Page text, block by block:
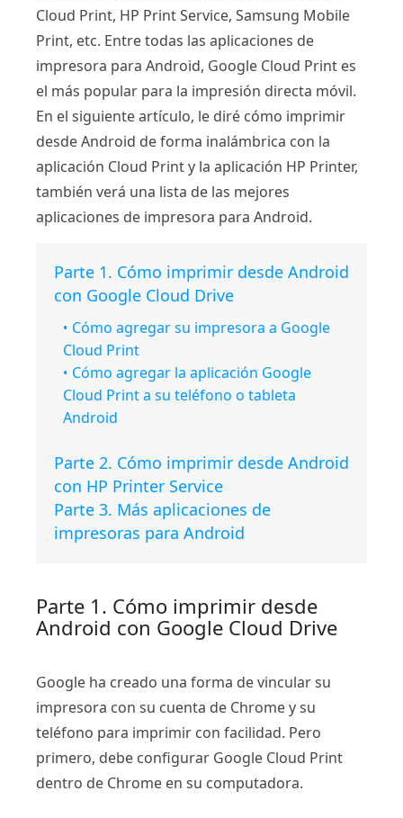
Cloud Print, HP Print Service, Samsung Mobile
Print, etc. Entre todas las aplicaciones de
impresora para Android, Google Cloud Print es
el más popular para la impresión directa móvil.
En el siguiente artículo, le diré cómo imprimir
desde Android de forma inalámbrica con la
aplicación Cloud Print y la aplicación HP Printer,
también verá una lista de las mejores
aplicaciones de impresora para Android.
Parte 1. Cómo imprimir desde Android
con Google Cloud Drive
Cómo agregar su impresora a Google
Cloud Print
Cómo agregar la aplicación Google
Cloud Print a su teléfono o tableta
Android
Parte 2. Cómo imprimir desde Android
con HP Printer Service
Parte 3. Más aplicaciones de
impresoras para Android
Parte 1. Cómo imprimir desde
Android con Google Cloud Drive
Google ha creado una forma de vincular su
impresora con su cuenta de Chrome y su
teléfono para imprimir con facilidad. Pero
primero, debe configurar Google Cloud Print
dentro de Chrome en su computadora.